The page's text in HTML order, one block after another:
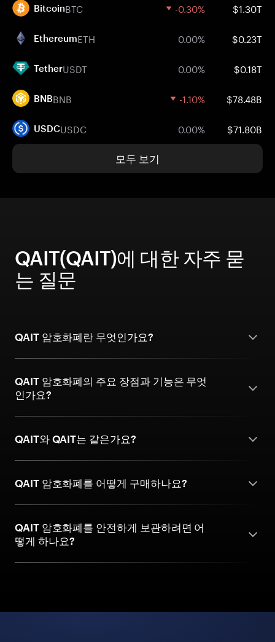
BitcoinBTC -0.30% $1.30T
EthereumETH 0.00% $0.23T
TetherUSDT 0.00% $0.18T
BNBBNB -1.10% $78.48B
USDCUSDC 0.00% $71.80B
모두 보기
QAIT(QAIT)에 대한 자주 묻
는 질문
QAIT 암호화폐란 무엇인가요?
QAIT 암호화폐의 주요 장점과 기능은 무엇
인가요?
QAIT와 QAIT는 같은가요?
QAIT 암호화폐를 어떻게 구매하나요?
QAIT 암호화폐를 안전하게 보관하려면 어
떻게 하나요?